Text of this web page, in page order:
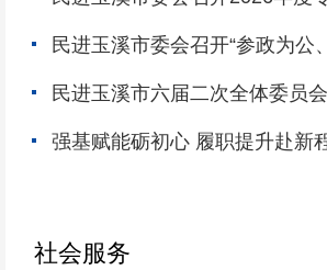
民进玉溪市委会召开“参政为公
民进玉溪市六届二次全体委员
强基赋能砺初心 履职提升赴新程 ——民进玉溪市委
社会服务